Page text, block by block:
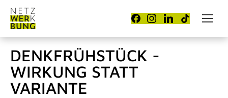
DENKFRÜHSTÜCK -
WIRKUNG STATT
VARIANTE